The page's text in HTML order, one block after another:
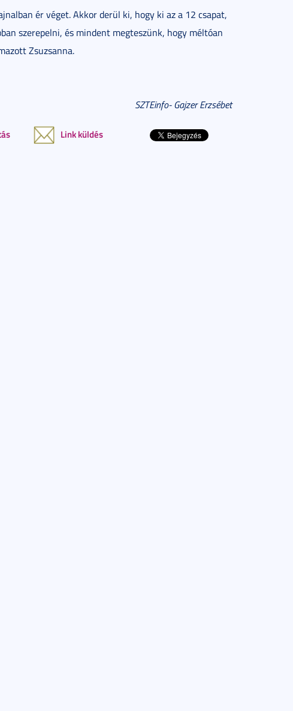
ér véget. Akkor derül ki, hogy ki az a 12 csapat,
szerepelni, és mindent megteszünk, hogy méltóan
Zsuzsanna.
SZTEinfo- Gajzer Erzsébet
Link küldés